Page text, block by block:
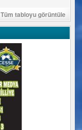
Tüm tabloyu görüntüle